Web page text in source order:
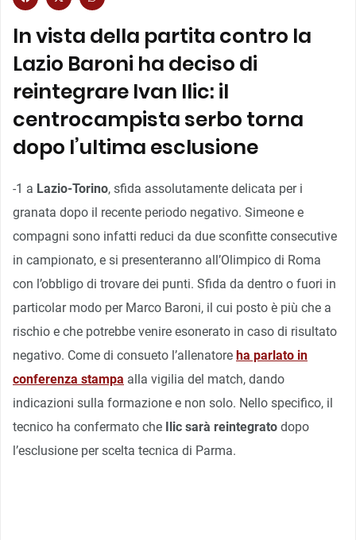
In vista della partita contro la
Lazio Baroni ha deciso di
reintegrare Ivan Ilic: il
centrocampista serbo torna
dopo l’ultima esclusione
-1 a Lazio-Torino, sfida assolutamente delicata per i
granata dopo il recente periodo negativo. Simeone e
compagni sono infatti reduci da due sconfitte consecutive
in campionato, e si presenteranno all’Olimpico di Roma
con l’obbligo di trovare dei punti. Sfida da dentro o fuori in
particolar modo per Marco Baroni, il cui posto è più che a
rischio e che potrebbe venire esonerato in caso di risultato
negativo. Come di consueto l’allenatore ha parlato in
conferenza stampa alla vigilia del match, dando
indicazioni sulla formazione e non solo. Nello specifico, il
tecnico ha confermato che Ilic sarà reintegrato dopo
l’esclusione per scelta tecnica di Parma.